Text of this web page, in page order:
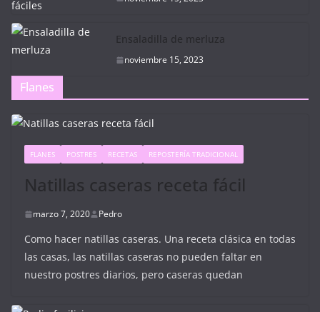
Ensaladilla de merluza
noviembre 15, 2023
Flanes
FLANES POSTRES RECETAS REPOSTERÍA TRADICIONAL
Natillas caseras receta fácil
marzo 7, 2020 Pedro
Como hacer natillas caseras. Una receta clásica en todas
las casas, las natillas caseras no pueden faltar en
nuestro postres diarios, pero caseras quedan